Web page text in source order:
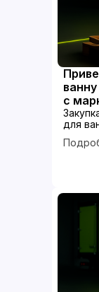
ванну
с
для